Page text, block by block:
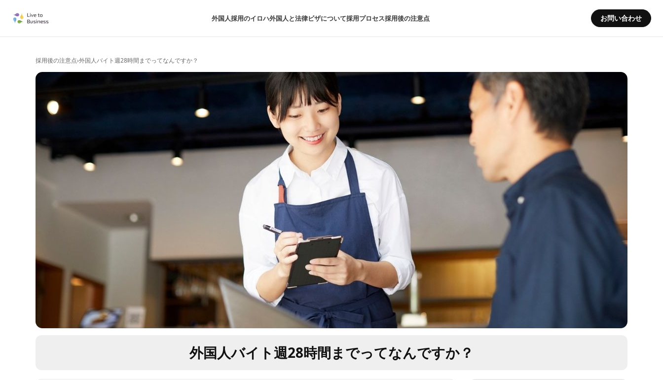
外国人採用のイロハ外国人と法律ビザについて採用プロセス採用後の注意点 お問い合わせ
採用後の注意点›外国人バイト週28時間までってなんですか？
外国人バイト週28時間までってなんですか？